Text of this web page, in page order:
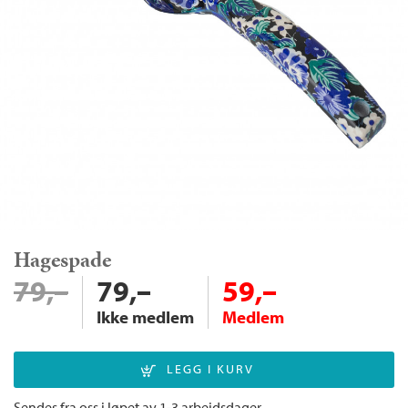
Hagespade
79,– 79,–
Ikke medlem
59,–
Medlem